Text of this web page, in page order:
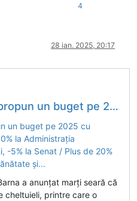
4
28 ian. 2025, 20:17
-9% la Deputați, -5% la Senat / Plus de 20% la Transporturi și de 50% la Sănătate și...
a anunțat marți seară că
cheltuieli, printre care o